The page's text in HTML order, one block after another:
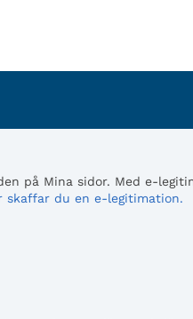
på Mina sidor. Med e-
skaffar du en e-legitimation.